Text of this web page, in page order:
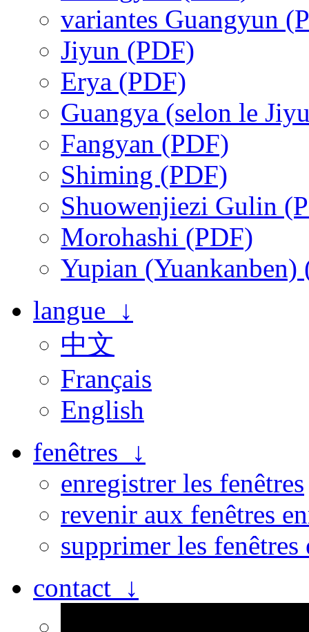
variantes Guangyun
Jiyun (PDF)
Erya (PDF)
Guangya (selon le
Fangyan (PDF)
Shiming (PDF)
Shuowenjiezi Gulin
Morohashi (PDF)
Yupian (Yuankanben)
langue ↓
中文
Français
English
fenêtres ↓
enregistrer les fenêtres
revenir aux fenêtres
supprimer les fenêtres
contact ↓